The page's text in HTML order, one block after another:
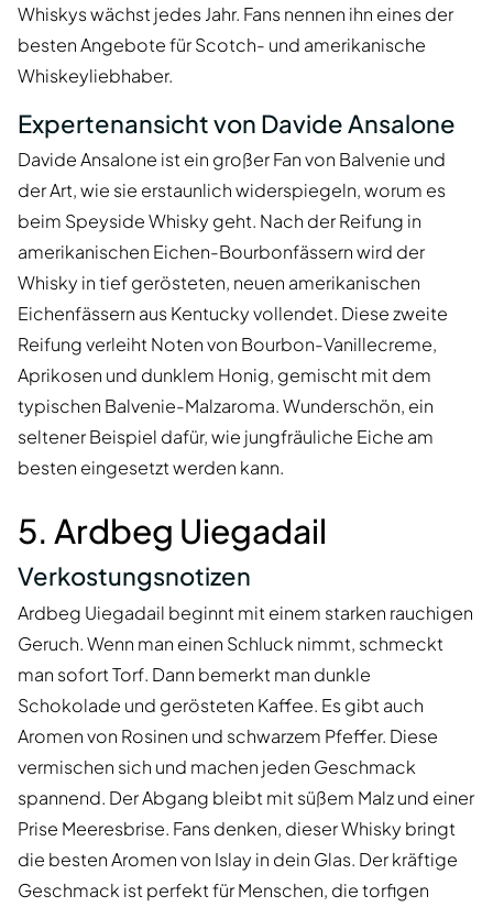
Whiskys wächst jedes Jahr. Fans nennen ihn eines der
besten Angebote für Scotch- und amerikanische
Whiskeyliebhaber.
Expertenansicht von Davide Ansalone
Davide Ansalone ist ein großer Fan von Balvenie und
der Art, wie sie erstaunlich widerspiegeln, worum es
beim Speyside Whisky geht. Nach der Reifung in
amerikanischen Eichen-Bourbonfässern wird der
Whisky in tief gerösteten, neuen amerikanischen
Eichenfässern aus Kentucky vollendet. Diese zweite
Reifung verleiht Noten von Bourbon-Vanillecreme,
Aprikosen und dunklem Honig, gemischt mit dem
typischen Balvenie-Malzaroma. Wunderschön, ein
seltener Beispiel dafür, wie jungfräuliche Eiche am
besten eingesetzt werden kann.
5. Ardbeg Uiegadail
Verkostungsnotizen
Ardbeg Uiegadail beginnt mit einem starken rauchigen
Geruch. Wenn man einen Schluck nimmt, schmeckt
man sofort Torf. Dann bemerkt man dunkle
Schokolade und gerösteten Kaffee. Es gibt auch
Aromen von Rosinen und schwarzem Pfeffer. Diese
vermischen sich und machen jeden Geschmack
spannend. Der Abgang bleibt mit süßem Malz und einer
Prise Meeresbrise. Fans denken, dieser Whisky bringt
die besten Aromen von Islay in dein Glas. Der kräftige
Geschmack ist perfekt für Menschen, die torfigen